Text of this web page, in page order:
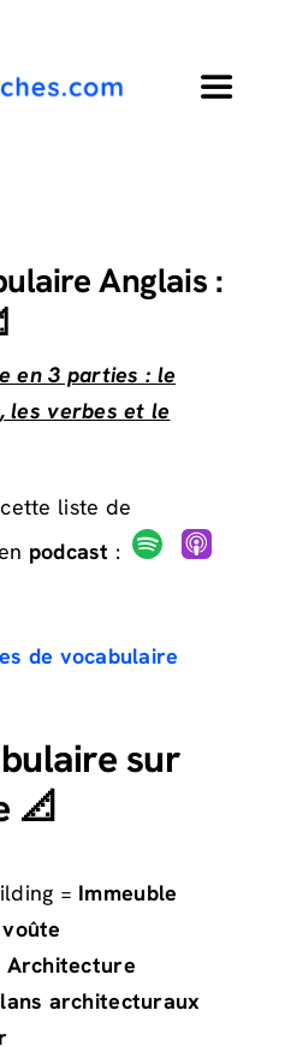
Toggle
Anglais :
en 3 parties : le
les verbes et le
liste de
podcast :
de vocabulaire
sur
📐
= Immeuble
Architecture
architecturaux